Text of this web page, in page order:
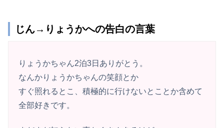
じん→りょうかへの告白の言葉
りょうかちゃん2泊3日ありがとう。
なんかりょうかちゃんの笑顔とか
すぐ照れるとこ、積極的に行けないとことか含めて
全部好きです。